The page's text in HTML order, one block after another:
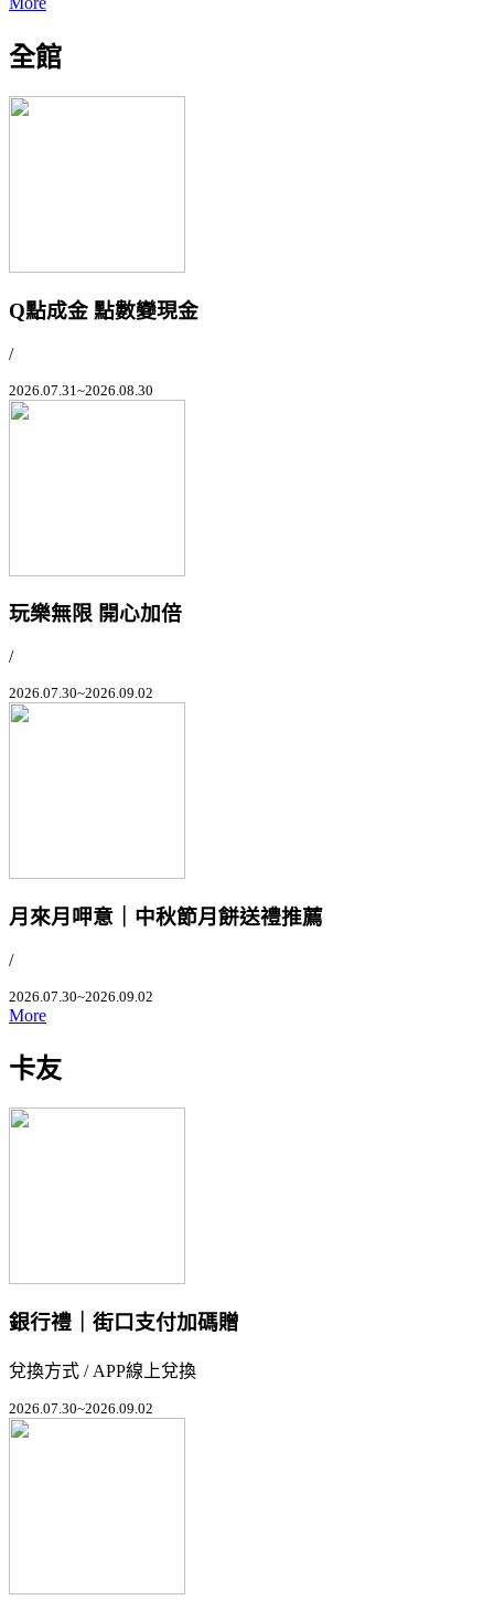
全館
Q點成金 點數變現金
/
2026.07.31~2026.08.30
玩樂無限 開心加倍
/
2026.07.30~2026.09.02
月來月呷意｜中秋節月餅送禮推薦
/
2026.07.30~2026.09.02
More
卡友
銀行禮｜街口支付加碼贈
兌換方式 / APP線上兌換
2026.07.30~2026.09.02